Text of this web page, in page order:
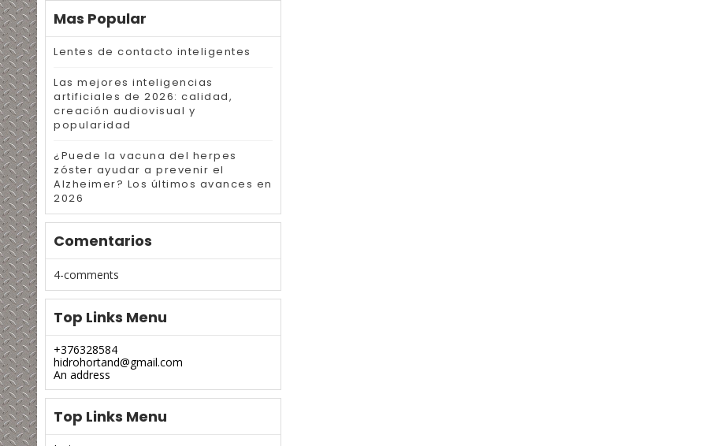
Mas Popular
Lentes de contacto inteligentes
Las mejores inteligencias
artificiales de 2026: calidad,
creación audiovisual y
popularidad
¿Puede la vacuna del herpes
zóster ayudar a prevenir el
Alzheimer? Los últimos avances en
2026
Comentarios
4-comments
Top Links Menu
+376328584
hidrohortand@gmail.com
An address
Top Links Menu